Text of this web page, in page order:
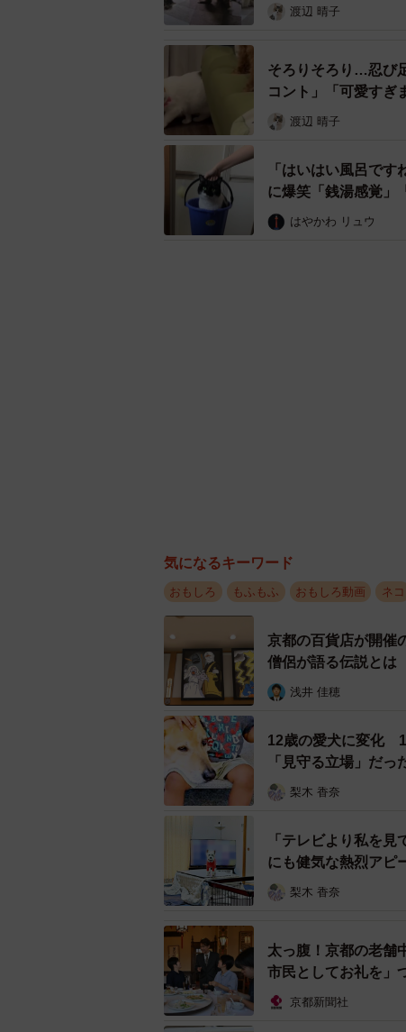
――えっ、猫じゃらしで遊んでいた
な･･･。
「ロッケは、基本的にどのおもちゃ
くて飛びはねます」
渡辺 晴子
そろりそろり…忍び
コント」「可愛すぎ
渡辺 晴子
「はいはい風呂で
に爆笑「銭湯感覚」
はやかわ リュウ
気になるキーワード
おもしろ もふもふ おもしろ動画 ネコ
京都の百貨店が開催
僧侶が語る伝説とは
浅井 佳穂
12歳の愛犬に変化
「見守る立場」だ
梨木 香奈
「テレビより私を
にも健気な熱烈アピ
梨木 香奈
太っ腹！京都の老
市民としてお礼を」
京都新聞社